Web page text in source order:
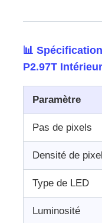
📊
P2.97T
Paramètre
Pas de pixels
Densité de
Type de LED
Luminosité